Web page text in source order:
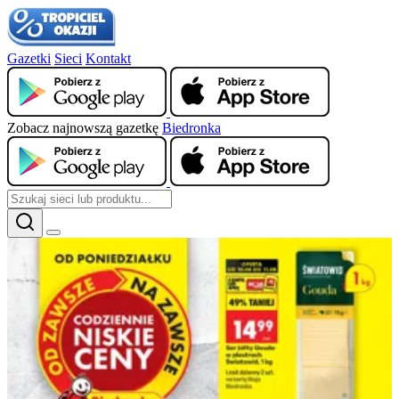
Gazetki Sieci Kontakt
Zobacz najnowszą gazetkę Biedronka